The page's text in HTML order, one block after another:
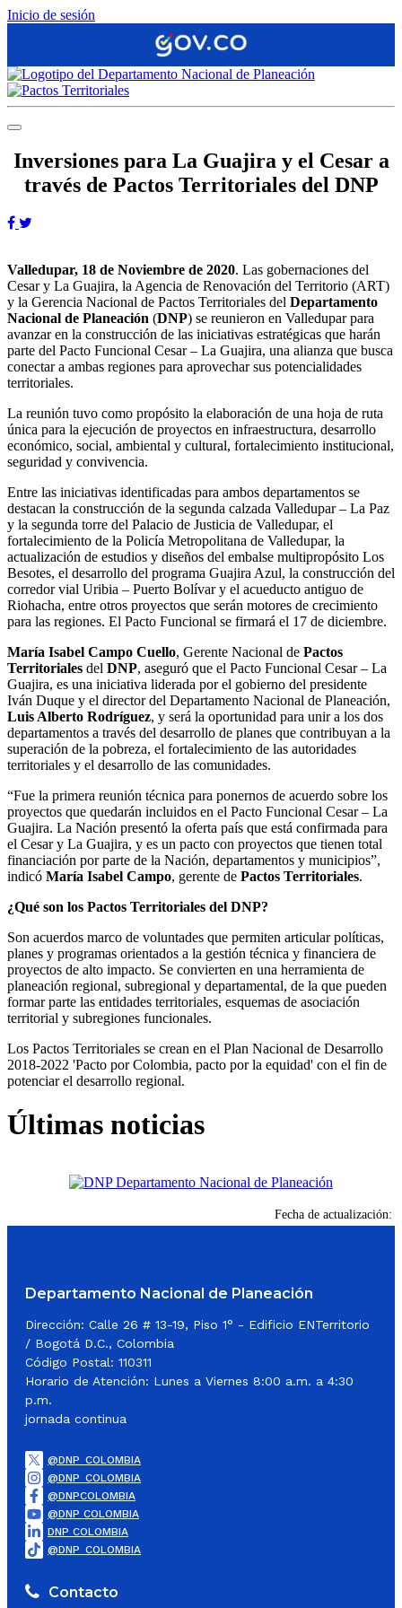
Inicio de sesión
Inversiones para La Guajira y el Cesar a
través de Pactos Territoriales del DNP​
Valledupar, 18 de Noviembre de 2020. Las gobernaciones del
Cesar y La Guajira, la Agencia de Renovación del Territorio (ART)
y la Gerencia Nacional de Pactos Territoriales del Departamento
Nacional de Planeación (DNP) se reunieron en Valledupar para
avanzar en la construcción de las iniciativas estratégicas que harán
parte del Pacto Funcional Cesar – La Guajira, una alianza que busca
conectar a ambas regiones para aprovechar sus potencialidades
territoriales.
La reunión tuvo como propósito la elaboración de una hoja de ruta
única para la ejecución de proyectos en infraestructura, desarrollo
económico, social, ambiental y cultural, fortalecimiento institucional,
seguridad y convivencia.
Entre las iniciativas identificadas para ambos departamentos se
destacan la construcción de la segunda calzada Valledupar – La Paz
y la segunda torre del Palacio de Justicia de Valledupar, el
fortalecimiento de la Policía Metropolitana de Valledupar, la
actualización de estudios y diseños del embalse multipropósito Los
Besotes, el desarrollo del programa Guajira Azul, la construcción del
corredor vial Uribia – Puerto Bolívar y el acueducto antiguo de
Riohacha, entre otros proyectos que serán motores de crecimiento
para las regiones. El Pacto Funcional se firmará el 17 de diciembre.
María Isabel Campo Cuello, Gerente Nacional de Pactos
Territoriales del DNP, aseguró que el Pacto Funcional Cesar – La
Guajira, es una iniciativa liderada por el gobierno del presidente
Iván Duque y el director del Departamento Nacional de Planeación,
Luis Alberto Rodríguez, y será la oportunidad para unir a los dos
departamentos a través del desarrollo de planes que contribuyan a la
superación de la pobreza, el fortalecimiento de las autoridades
territoriales y el desarrollo de las comunidades.
“Fue la primera reunión técnica para ponernos de acuerdo sobre los
proyectos que quedarán incluidos en el Pacto Funcional Cesar – La
Guajira. La Nación presentó la oferta país que está confirmada para
el Cesar y La Guajira, y es un pacto con proyectos que tienen total
financiación por parte de la Nación, departamentos y municipios”,
indicó María Isabel Campo, gerente de Pactos Territoriales.
¿Qué son los Pactos Territoriales del DNP?
Son acuerdos marco de voluntades que permiten articular políticas,
planes y programas orientados a la gestión técnica y financiera de
proyectos de alto impacto. Se convierten en una herramienta de
planeación regional, subregional y departamental, de la que pueden
formar parte las entidades territoriales, esquemas de asociación
territorial y subregiones funcionales.
Los Pactos Territoriales se crean en el Plan Nacional de Desarrollo
2018-2022 'Pacto por Colombia, pacto por la equidad' con el fin de
potenciar el desarrollo regional.​
Últimas noticias
Fecha de actualización:
Departamento Nacional de Planeación
Dirección: Calle 26 # 13-19, Piso 1° - Edificio ENTerritorio
/ Bogotá D.C., Colombia
Código Postal: 110311
Horario de Atención: Lunes a Viernes 8:00 a.m. a 4:30
p.m.
jornada continua
@DNP_COLOMBIA
@DNP_COLOMBIA
@DNPCOLOMBIA
@DNP COLOMBIA
DNP COLOMBIA
@DNP_COLOMBIA
Contacto